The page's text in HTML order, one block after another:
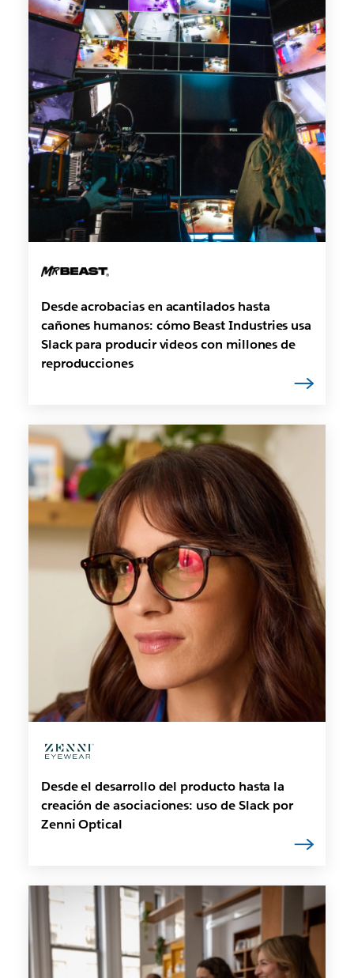
Desde acrobacias en acantilados hasta
cañones humanos: cómo Beast Industries usa
Slack para producir videos con millones de
reproducciones
Desde el desarrollo del producto hasta la
creación de asociaciones: uso de Slack por
Zenni Optical